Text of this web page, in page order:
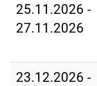
25.11.2026 -
27.11.2026
23.12.2026 -